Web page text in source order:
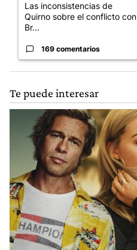
Las inconsistencias de
Quirno sobre el conflicto con
Br...
169 comentarios